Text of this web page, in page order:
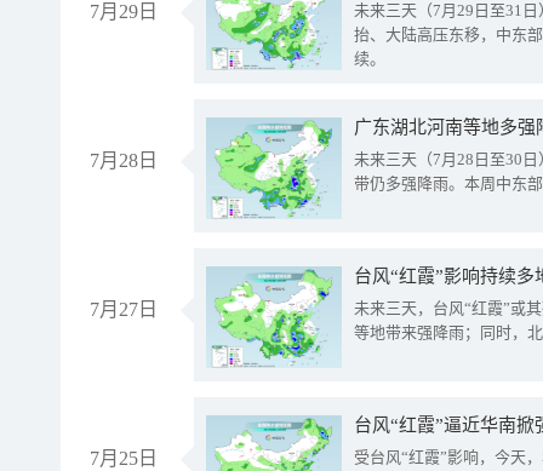
7月29日
未来三天（7月29日至31
抬、大陆高压东移，中东
续。
7月28日
广东湖北河南等地多
未来三天（7月28日至30
带仍多强降雨。本周中东
7月27日
台风“红霞”影响持续
未来三天，台风“红霞”或
等地带来强降雨；同时，
7月25日
台风“红霞”逼近华南
受台风“红霞”影响，今天